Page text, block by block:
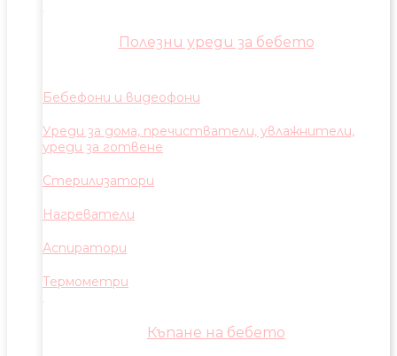
Полезни уреди за бебето
Бебефони и видеофони
Уреди за дома, пречистватели, увлажнители,
уреди за готвене
Стерилизатори
Нагреватели
Аспиратори
Термометри
Къпане на бебето